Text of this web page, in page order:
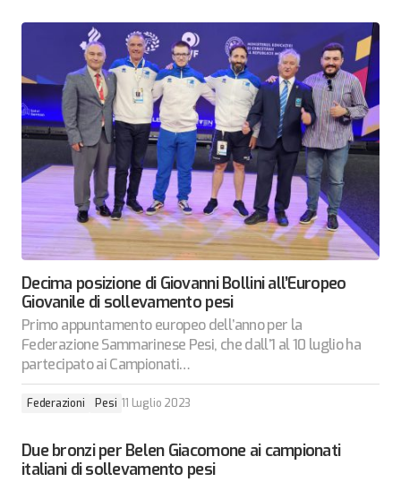
Decima posizione di Giovanni Bollini all’Europeo
Giovanile di sollevamento pesi
Primo appuntamento europeo dell’anno per la
Federazione Sammarinese Pesi, che dall’1 al 10 luglio ha
partecipato ai Campionati…
Federazioni Pesi 11 Luglio 2023
Due bronzi per Belen Giacomone ai campionati
italiani di sollevamento pesi